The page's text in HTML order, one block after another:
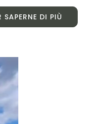
SAPERNE DI PIÙ